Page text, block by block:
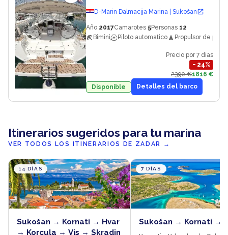
D-Marin Dalmacija Marina | Sukošan
Año 2017Camarotes 5Personas 12
Bimini
Piloto automatico Propulsor de proa
Precio por 7 dias
− 24%
2390 €1816 €
Disponible
Detalles del barco
Itinerarios sugeridos para tu marina
VER TODOS LOS ITINERARIOS DE ZADAR →
14 DÍAS
Sukošan → Kornati → Hvar
→ Korcula → Vis → Skradin
7 DÍAS
Sukošan → Kornati →